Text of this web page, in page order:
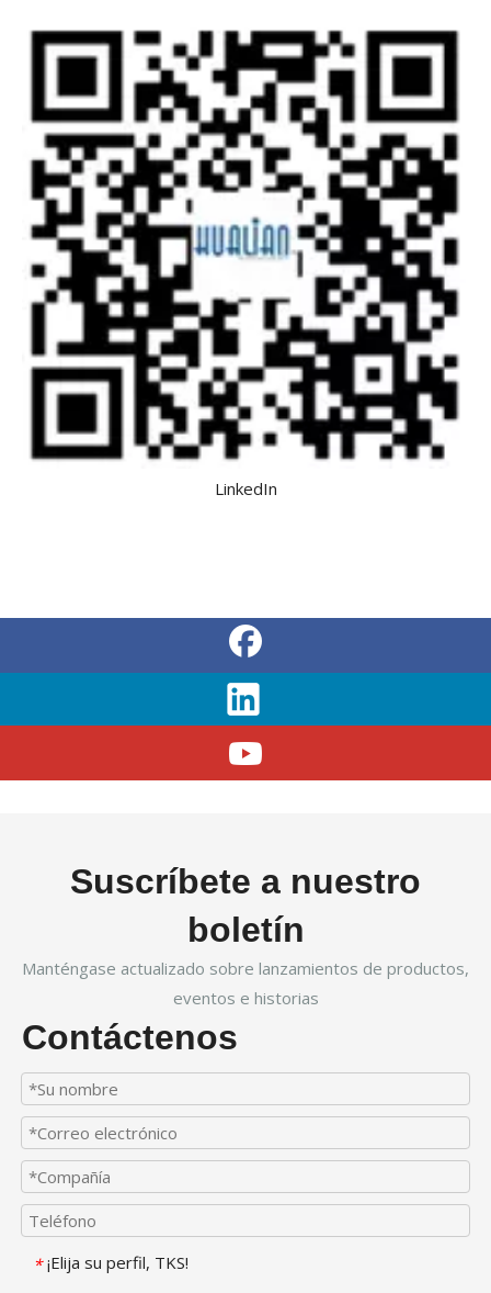
LinkedIn
Suscríbete a nuestro
boletín
Manténgase actualizado sobre lanzamientos de productos,
eventos e historias
Contáctenos
* ¡Elija su perfil, TKS!